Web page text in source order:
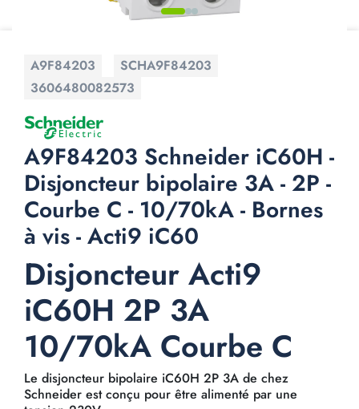
A9F84203
SCHA9F84203
3606480082573
A9F84203 Schneider iC60H -
Disjoncteur bipolaire 3A - 2P -
Courbe C - 10/70kA - Bornes
à vis - Acti9 iC60
Disjoncteur Acti9
iC60H 2P 3A
10/70kA Courbe C
Le disjoncteur bipolaire iC60H 2P 3A de chez
Schneider est conçu pour être alimenté par une